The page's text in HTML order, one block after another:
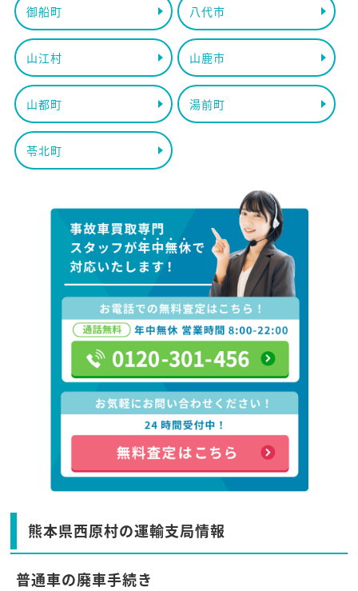
御船町 八代市
山江村 山鹿市
山都町 湯前町
苓北町
熊本県西原村の運輸支局情報
普通車の廃車手続き